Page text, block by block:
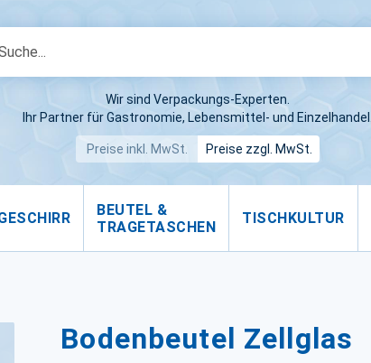
Wir sind Verpackungs-Experten.
Ihr Partner für Gastronomie, Lebensmittel- und Einzelhandel.
Preise inkl. MwSt. Preise zzgl. MwSt.
BEUTEL &
TRAGETASCHEN
TISCHKULTUR
Bodenbeutel Zellglas